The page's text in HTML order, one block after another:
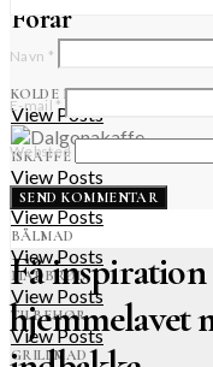
Forår
KOLDE DRIKKE
View Posts
ISKAFFE
View Posts
DRINKS & COCKTAILS
View Posts
BÅLMAD
View Posts
MADBRØD
View Posts
TILBEHØR
View Posts
GRILLMAD
Navn *
E-mail *
Websted
Få
hjemmelavet